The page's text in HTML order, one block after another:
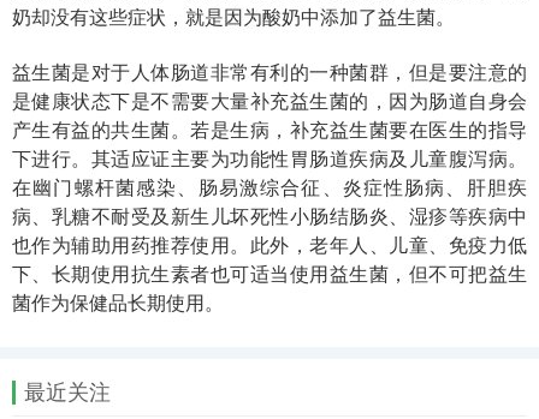
奶却没有这些症状，就是因为酸奶中添加了益生菌。
益生菌是对于人体肠道非常有利的一种菌群，但是要注意的
是健康状态下是不需要大量补充益生菌的，因为肠道自身会
产生有益的共生菌。若是生病，补充益生菌要在医生的指导
下进行。其适应证主要为功能性胃肠道疾病及儿童腹泻病。
在幽门螺杆菌感染、肠易激综合征、炎症性肠病、肝胆疾
病、乳糖不耐受及新生儿坏死性小肠结肠炎、湿疹等疾病中
也作为辅助用药推荐使用。此外，老年人、儿童、免疫力低
下、长期使用抗生素者也可适当使用益生菌，但不可把益生
菌作为保健品长期使用。
最近关注